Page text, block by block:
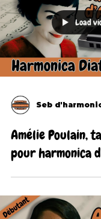
Load
Seb
Amélie Poulain,
pour harmonica